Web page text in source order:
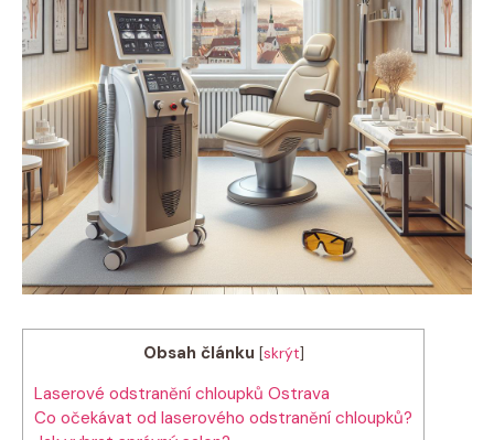
Obsah článku [skrýt]
Laserové odstranění chloupků Ostrava
Co očekávat od laserového odstranění chloupků?